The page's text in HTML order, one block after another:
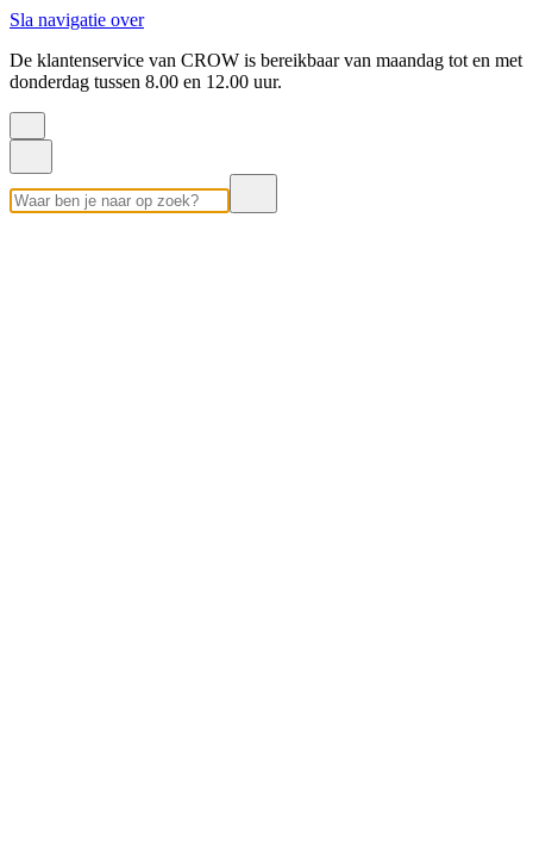
Sla navigatie over
De klantenservice van CROW is bereikbaar van maandag tot en met
donderdag tussen 8.00 en 12.00 uur.